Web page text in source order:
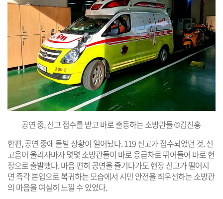
공연 중, 신고 접수를 받고 바로 출동하는 소방관들 ©김진흥
한편, 공연 중에 돌발 상황이 일어났다. 119 신고가 접수되었던 것. 신
고음이 울리자마자 몇몇 소방관들이 바로 응급차로 뛰어들어 바로 현
장으로 출발했다. 마음 편히 공연을 즐기다가도 현장 신고가 떨어지
면 즉각 본업으로 복귀하는 모습에서 시민 안전을 최우선하는 소방관
의 마음을 여실히 느낄 수 있었다.